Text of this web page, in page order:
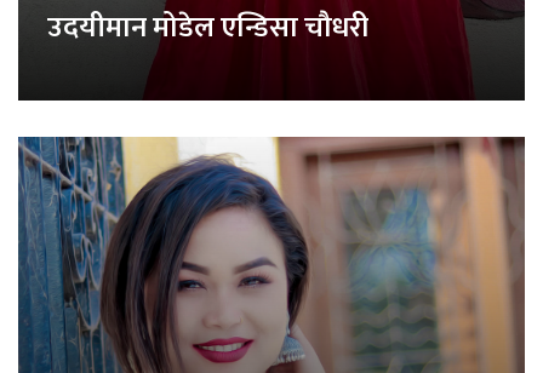
उदयीमान मोडेल एन्डिसा चौधरी